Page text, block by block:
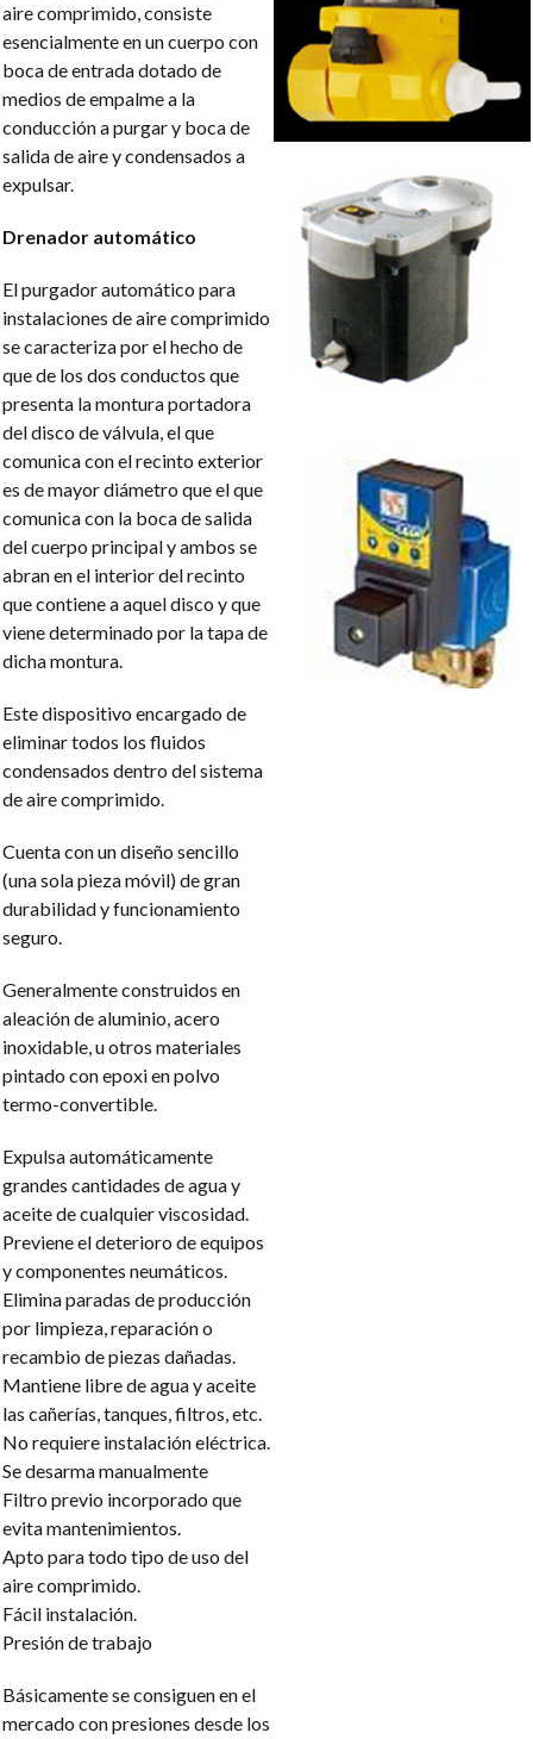
aire comprimido, consiste
esencialmente en un cuerpo con
boca de entrada dotado de
medios de empalme a la
conducción a purgar y boca de
salida de aire y condensados a
expulsar.
Drenador automático
El purgador automático para
instalaciones de aire comprimido
se caracteriza por el hecho de
que de los dos conductos que
presenta la montura portadora
del disco de válvula, el que
comunica con el recinto exterior
es de mayor diámetro que el que
comunica con la boca de salida
del cuerpo principal y ambos se
abran en el interior del recinto
que contiene a aquel disco y que
viene determinado por la tapa de
dicha montura.
Este dispositivo encargado de
eliminar todos los fluidos
condensados dentro del sistema
de aire comprimido.
Cuenta con un diseño sencillo
(una sola pieza móvil) de gran
durabilidad y funcionamiento
seguro.
Generalmente construidos en
aleación de aluminio, acero
inoxidable, u otros materiales
pintado con epoxi en polvo
termo-convertible.
Expulsa automáticamente
grandes cantidades de agua y
aceite de cualquier viscosidad.
Previene el deterioro de equipos
y componentes neumáticos.
Elimina paradas de producción
por limpieza, reparación o
recambio de piezas dañadas.
Mantiene libre de agua y aceite
las cañerías, tanques, filtros, etc.
No requiere instalación eléctrica.
Se desarma manualmente
Filtro previo incorporado que
evita mantenimientos.
Apto para todo tipo de uso del
aire comprimido.
Fácil instalación.
Presión de trabajo
Básicamente se consiguen en el
mercado con presiones desde los